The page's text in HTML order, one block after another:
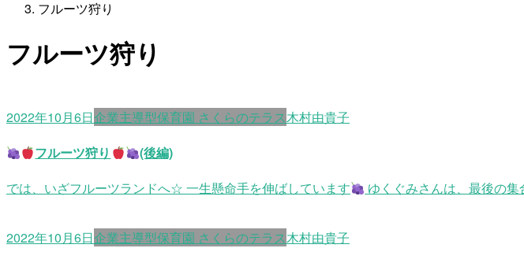
フルーツ狩り
フルーツ狩り
2022年10月6日企業主導型保育園 さくらのテラス木村由貴子
フルーツ狩り
(後編)
では、いざフルーツランドへ☆ 一生懸命手を伸ばしています
ゆくぐみさんは、最後の
2022年10月6日企業主導型保育園 さくらのテラス木村由貴子